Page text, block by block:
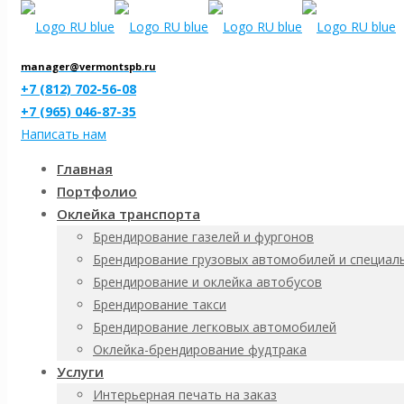
manager@vermontspb.ru
+7 (812) 702-56-08
+7 (965) 046-87-35
Написать нам
Главная
Портфолио
Оклейка транспорта
Брендирование газелей и фургонов
Брендирование грузовых автомобилей и
Брендирование и оклейка автобусов
Брендирование такси
Брендирование легковых автомобилей
Оклейка-брендирование фудтрака
Услуги
Интерьерная печать на заказ
Изготовление
Related posts